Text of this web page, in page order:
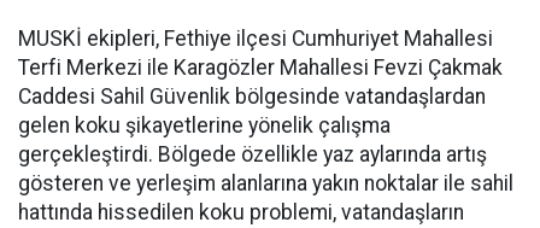
MUSKİ ekipleri, Fethiye ilçesi Cumhuriyet Mahallesi
Terfi Merkezi ile Karagözler Mahallesi Fevzi Çakmak
Caddesi Sahil Güvenlik bölgesinde vatandaşlardan
gelen koku şikayetlerine yönelik çalışma
gerçekleştirdi. Bölgede özellikle yaz aylarında artış
gösteren ve yerleşim alanlarına yakın noktalar ile sahil
hattında hissedilen koku problemi, vatandaşların